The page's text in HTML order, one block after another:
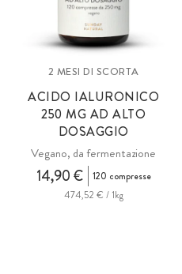
2 MESI DI SCORTA
ACIDO IALURONICO
250 MG AD ALTO
DOSAGGIO
Vegano, da fermentazione
14,90 €
120 compresse
474,52 € / 1kg